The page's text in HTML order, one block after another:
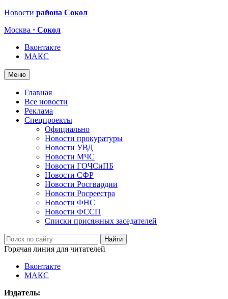
Новости района Сокол
Москва · Сокол
Вконтакте
МАКС
Меню
Главная
Все новости
Реклама
Спецпроекты
Официально
Новости прокуратуры
Новости УВД
Новости МЧС
Новости ГОЧСиПБ
Новости СФР
Новости Росгвардии
Новости Росреестра
Новости ФНС
Новости ФССП
Списки присяжных заседателей
Горячая линия для читателей
Вконтакте
МАКС
Издатель: